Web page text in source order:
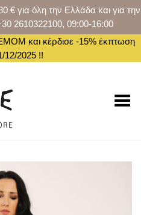
για όλη την Ελλάδα και για την
2610322100, 09:00-16:00
και κέρδισε -15% έκπτωση
12/2025 !!
Toggle Menu